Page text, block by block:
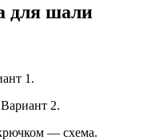
для шали
1.
2.
— схема.